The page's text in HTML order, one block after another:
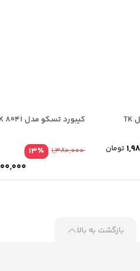
کیبورد با سیم تسکو مدل TK
تومان
کیبورد تسکو مدل TK 8041
٪13
1,380,000
بازگشت به بالا